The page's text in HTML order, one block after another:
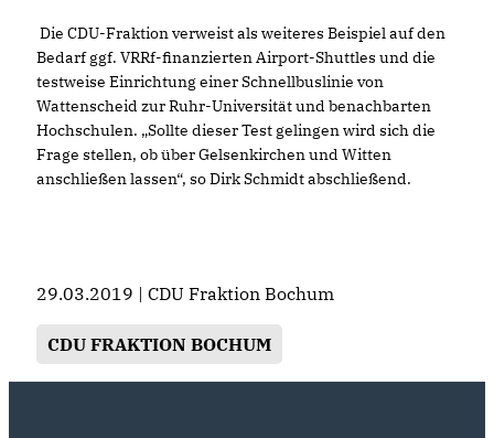
Die CDU-Fraktion verweist als weiteres Beispiel auf den
Bedarf ggf. VRRf-finanzierten Airport-Shuttles und die
testweise Einrichtung einer Schnellbuslinie von
Wattenscheid zur Ruhr-Universität und benachbarten
Hochschulen. „Sollte dieser Test gelingen wird sich die
Frage stellen, ob über Gelsenkirchen und Witten
anschließen lassen“, so Dirk Schmidt abschließend.
29.03.2019 | CDU Fraktion Bochum
CDU FRAKTION BOCHUM